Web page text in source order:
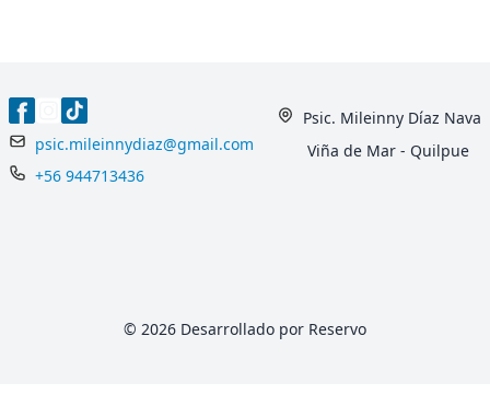
psic.mileinnydiaz@gmail.com
+56 944713436
Psic. Mileinny Díaz Nava
Viña de Mar - Quilpue
© 2026 Desarrollado por Reservo